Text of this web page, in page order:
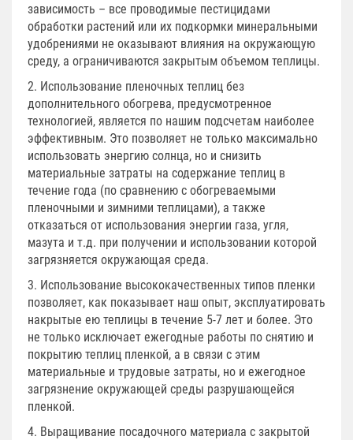
зависимость – все проводимые пестицидами
обработки растений или их подкормки минеральными
удобрениями не оказывают влияния на окружающую
среду, а ограничиваются закрытым объемом теплицы.
2. Использование пленочных теплиц без
дополнительного обогрева, предусмотренное
технологией, является по нашим подсчетам наиболее
эффективным. Это позволяет не только максимально
использовать энергию солнца, но и снизить
материальные затраты на содержание теплиц в
течение года (по сравнению с обогреваемыми
пленочными и зимними теплицами), а также
отказаться от использования энергии газа, угля,
мазута и т.д. при получении и использовании которой
загрязняется окружающая среда.
3. Использование высококачественных типов пленки
позволяет, как показывает наш опыт, эксплуатировать
накрытые ею теплицы в течение 5-7 лет и более. Это
не только исключает ежегодные работы по снятию и
покрытию теплиц пленкой, а в связи с этим
материальные и трудовые затраты, но и ежегодное
загрязнение окружающей среды разрушающейся
пленкой.
4. Выращивание посадочного материала с закрытой